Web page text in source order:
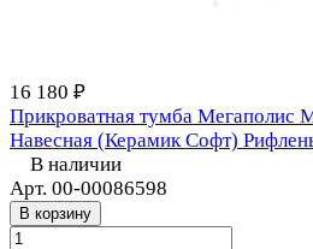
16 180 ₽
Прикроватная тумба Мегаполис
Навесная (Керамик Софт)
В наличии
Арт. 00-00086598
В корзину